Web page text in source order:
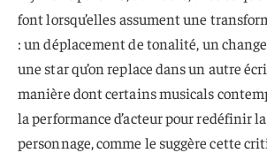
font lorsqu’elles assument une
: un déplacement de tonalité, un
une star qu’on replace dans un autre
manière dont certains musicals
la performance d’acteur pour redéfinir
personnage, comme le suggère cette